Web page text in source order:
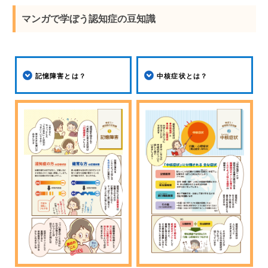
マンガで学ぼう認知症の豆知識
記憶障害とは？ 中核症状とは？